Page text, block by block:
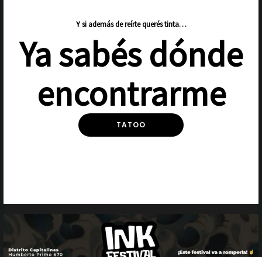
Y si además de reírte querés tinta…
Ya sabés dónde
encontrarme
TATOO